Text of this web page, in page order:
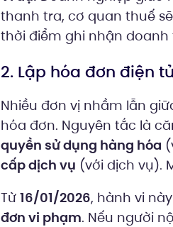
thanh tra, cơ quan thuế
thời điểm ghi nhận
2. Lập hóa đơn điện
Nhiều đơn vị nhầm lẫn
hóa đơn. Nguyên tắc là
quyền sử dụng hàng hóa
cấp dịch vụ (với dịch vụ).
Từ 16/01/2026, hành vi
đơn vi phạm. Nếu người